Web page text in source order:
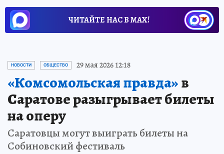
ЧИТАЙТЕ НАС В МАХ!
НОВОСТИ ОБЩЕСТВО 29 мая 2026 12:18
«Комсомольская правда»в
Саратове разыгрывает билеты
на оперу
Саратовцы могут выиграть билеты на
Собиновский фестиваль